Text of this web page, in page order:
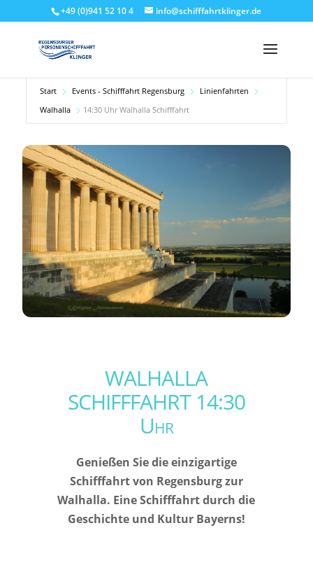
+49 (0)941 52 10 4 info@schifffahrtklinger.de
Start Events - Schifffahrt Regensburg
Linienfahrten
Walhalla
14:30 Uhr Walhalla Schifffahrt
WALHALLA
SCHIFFFAHRT 14:30
Uhr
Genießen Sie die einzigartige
Schifffahrt von Regensburg zur
Walhalla. Eine Schifffahrt durch die
Geschichte und Kultur Bayerns!